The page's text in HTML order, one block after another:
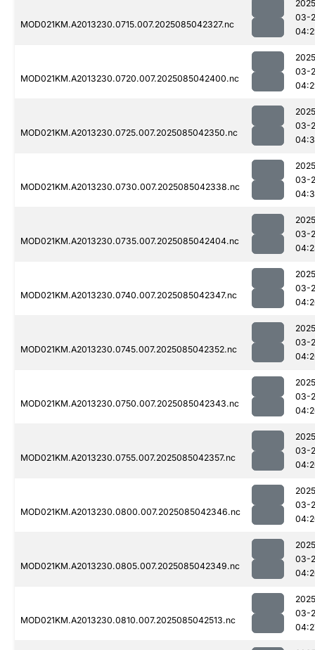
MOD021KM.A2013230.0715.007.2025085042327.nc
03-
MOD021KM.A2013230.0720.007.2025085042400.nc
03-
MOD021KM.A2013230.0725.007.2025085042350.nc
03-
MOD021KM.A2013230.0730.007.2025085042338.nc
03-
MOD021KM.A2013230.0735.007.2025085042404.nc
03-
MOD021KM.A2013230.0740.007.2025085042347.nc
03-
MOD021KM.A2013230.0745.007.2025085042352.nc
03-
MOD021KM.A2013230.0750.007.2025085042343.nc
03-
MOD021KM.A2013230.0755.007.2025085042357.nc
03-
MOD021KM.A2013230.0800.007.2025085042346.nc
03-
MOD021KM.A2013230.0805.007.2025085042349.nc
03-
MOD021KM.A2013230.0810.007.2025085042513.nc
03-